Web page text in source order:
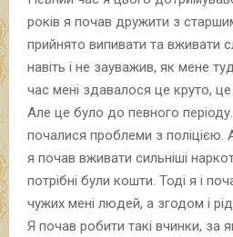
років я почав дружити з
прийнято випивати та вживати
навіть і не зауважив, як мене
час мені здавалося це круто, це
Але це було до певного
почалися проблеми з
я почав вживати сильніші
потрібні були кошти. Тоді я і
чужих мені людей, а згодом і
Я почав робити такі вчинки, за